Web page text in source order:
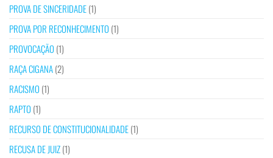
PROVA DE SINCERIDADE(1)
PROVA POR RECONHECIMENTO (1)
PROVOCAÇÃO (1)
RAÇA CIGANA(2)
RACISMO (1)
RAPTO (1)
RECURSO DE CONSTITUCIONALIDADE(1)
RECUSA DE JUIZ(1)